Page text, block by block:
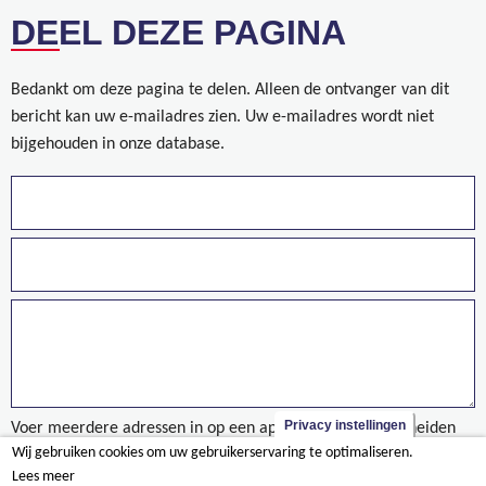
DEEL DEZE PAGINA
Bedankt om deze pagina te delen. Alleen de ontvanger van dit
bericht kan uw e-mailadres zien. Uw e-mailadres wordt niet
bijgehouden in onze database.
Voer meerdere adressen in op een aparte regels of gescheiden
door een komma.
Privacy instellingen
Wij gebruiken cookies om uw gebruikerservaring te optimaliseren.
Lees meer